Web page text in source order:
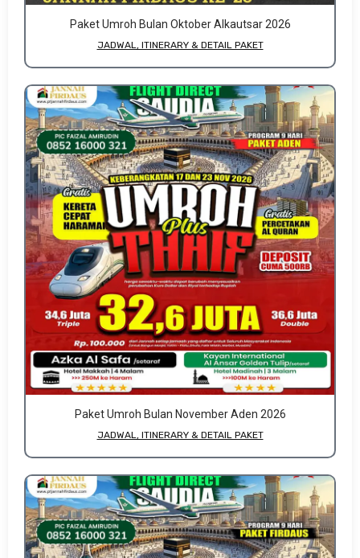
Paket Umroh Bulan Oktober Alkautsar 2026
JADWAL, ITINERARY & DETAIL PAKET
Paket Umroh Bulan November Aden 2026
JADWAL, ITINERARY & DETAIL PAKET